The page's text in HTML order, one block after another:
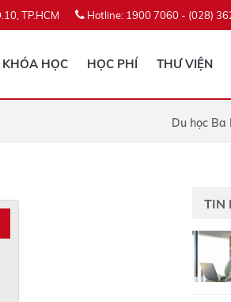
TP.HCM Hotline: 1900 7060 - (028)
KHÓA HỌC HỌC PHÍ THƯ VIỆN
Du học Ba
TIN